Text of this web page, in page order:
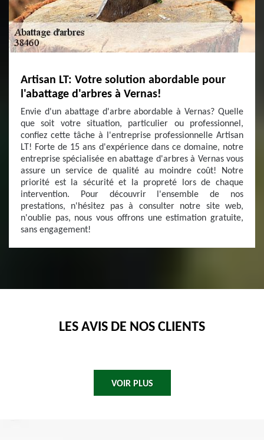
Artisan LT: Votre solution abordable pour
l'abattage d'arbres à Vernas!
Envie d'un abattage d'arbre abordable à Vernas? Quelle
que soit votre situation, particulier ou professionnel,
confiez cette tâche à l'entreprise professionnelle Artisan
LT! Forte de 15 ans d'expérience dans ce domaine, notre
entreprise spécialisée en abattage d'arbres à Vernas vous
assure un service de qualité au moindre coût! Notre
priorité est la sécurité et la propreté lors de chaque
intervention. Pour découvrir l'ensemble de nos
prestations, n'hésitez pas à consulter notre site web,
n'oublie pas, nous vous offrons une estimation gratuite,
sans engagement!
LES AVIS DE NOS CLIENTS
VOIR PLUS